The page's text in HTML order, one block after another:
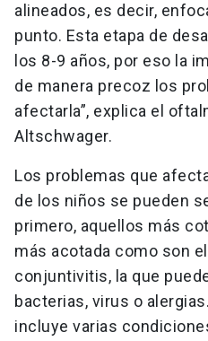
alineados, es decir,
punto. Esta etapa de
los 8-9 años, por eso la
de manera precoz los
afectarla”, explica el
Altschwager.
Los problemas que
de los niños se pueden
primero, aquellos más
más acotada como son
conjuntivitis, la que
bacterias, virus o
incluye varias